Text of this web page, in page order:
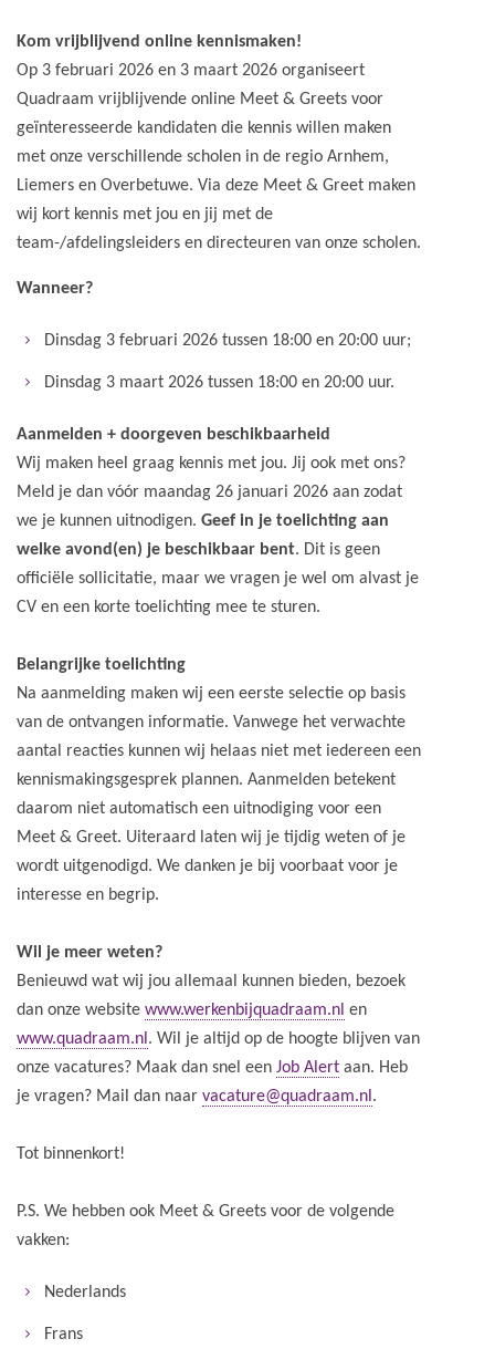
Kom vrijblijvend online kennismaken!
Op 3 februari 2026 en 3 maart 2026 organiseert
Quadraam vrijblijvende online Meet & Greets voor
geïnteresseerde kandidaten die kennis willen maken
met onze verschillende scholen in de regio Arnhem,
Liemers en Overbetuwe. Via deze Meet & Greet maken
wij kort kennis met jou en jij met de
team-/afdelingsleiders en directeuren van onze scholen.
Wanneer?
Dinsdag 3 februari 2026 tussen 18:00 en 20:00 uur;
Dinsdag 3 maart 2026 tussen 18:00 en 20:00 uur.
Aanmelden + doorgeven beschikbaarheid
Wij maken heel graag kennis met jou. Jij ook met ons?
Meld je dan vóór maandag 26 januari 2026 aan zodat
we je kunnen uitnodigen. Geef in je toelichting aan
welke avond(en) je beschikbaar bent. Dit is geen
officiële sollicitatie, maar we vragen je wel om alvast je
CV en een korte toelichting mee te sturen.
Belangrijke toelichting
Na aanmelding maken wij een eerste selectie op basis
van de ontvangen informatie. Vanwege het verwachte
aantal reacties kunnen wij helaas niet met iedereen een
kennismakingsgesprek plannen. Aanmelden betekent
daarom niet automatisch een uitnodiging voor een
Meet & Greet. Uiteraard laten wij je tijdig weten of je
wordt uitgenodigd. We danken je bij voorbaat voor je
interesse en begrip.
Wil je meer weten?
Benieuwd wat wij jou allemaal kunnen bieden, bezoek
dan onze website www.werkenbijquadraam.nl en
www.quadraam.nl . Wil je altijd op de hoogte blijven van
onze vacatures? Maak dan snel een Job Alert aan. Heb
je vragen? Mail dan naar vacature@quadraam.nl .
Tot binnenkort!
P.S. We hebben ook Meet & Greets voor de volgende
vakken:
Nederlands
Frans